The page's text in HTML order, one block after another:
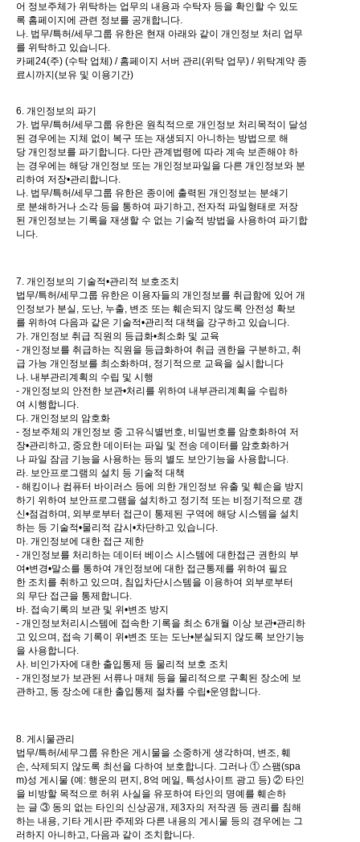
어 정보주체가 위탁하는 업무의 내용과 수탁자 등을 확인할 수 있도
록 홈페이지에 관련 정보를 공개합니다.
나. 법무/특허/세무그룹 유한은 현재 아래와 같이 개인정보 처리 업무
를 위탁하고 있습니다.
카페24(주) (수탁 업체) / 홈페이지 서버 관리(위탁 업무) / 위탁계약 종
료시까지(보유 및 이용기간)
6. 개인정보의 파기
가. 법무/특허/세무그룹 유한은 원칙적으로 개인정보 처리목적이 달성
된 경우에는 지체 없이 복구 또는 재생되지 아니하는 방법으로 해
당 개인정보를 파기합니다. 다만 관계법령에 따라 계속 보존해야 하
는 경우에는 해당 개인정보 또는 개인정보파일을 다른 개인정보와 분
리하여 저장•관리합니다.
나. 법무/특허/세무그룹 유한은 종이에 출력된 개인정보는 분쇄기
로 분쇄하거나 소각 등을 통하여 파기하고, 전자적 파일형태로 저장
된 개인정보는 기록을 재생할 수 없는 기술적 방법을 사용하여 파기합
니다.
7. 개인정보의 기술적•관리적 보호조치
법무/특허/세무그룹 유한은 이용자들의 개인정보를 취급함에 있어 개
인정보가 분실, 도난, 누출, 변조 또는 훼손되지 않도록 안전성 확보
를 위하여 다음과 같은 기술적•관리적 대책을 강구하고 있습니다.
가. 개인정보 취급 직원의 등급화•최소화 및 교육
- 개인정보를 취급하는 직원을 등급화하여 취급 권한을 구분하고, 취
급 가능 개인정보를 최소화하며, 정기적으로 교육을 실시합니다
나. 내부관리계획의 수립 및 시행
- 개인정보의 안전한 보관•처리를 위하여 내부관리계획을 수립하
여 시행합니다.
다. 개인정보의 암호화
- 정보주체의 개인정보 중 고유식별번호, 비밀번호를 암호화하여 저
장•관리하고, 중요한 데이터는 파일 및 전송 데이터를 암호화하거
나 파일 잠금 기능을 사용하는 등의 별도 보안기능을 사용합니다.
라. 보안프로그램의 설치 등 기술적 대책
- 해킹이나 컴퓨터 바이러스 등에 의한 개인정보 유출 및 훼손을 방지
하기 위하여 보안프로그램을 설치하고 정기적 또는 비정기적으로 갱
신•점검하며, 외부로부터 접근이 통제된 구역에 해당 시스템을 설치
하는 등 기술적•물리적 감시•차단하고 있습니다.
마. 개인정보에 대한 접근 제한
- 개인정보를 처리하는 데이터 베이스 시스템에 대한접근 권한의 부
여•변경•말소를 통하여 개인정보에 대한 접근통제를 위하여 필요
한 조치를 취하고 있으며, 침입차단시스템을 이용하여 외부로부터
의 무단 접근을 통제합니다.
바. 접속기록의 보관 및 위•변조 방지
- 개인정보처리시스템에 접속한 기록을 최소 6개월 이상 보관•관리하
고 있으며, 접속 기록이 위•변조 또는 도난•분실되지 않도록 보안기능
을 사용합니다.
사. 비인가자에 대한 출입통제 등 물리적 보호 조치
- 개인정보가 보관된 서류나 매체 등을 물리적으로 구획된 장소에 보
관하고, 동 장소에 대한 출입통제 절차를 수립•운영합니다.
8. 게시물관리
법무/특허/세무그룹 유한은 게시물을 소중하게 생각하며, 변조, 훼
손, 삭제되지 않도록 최선을 다하여 보호합니다. 그러나 ① 스팸(spa
m)성 게시물 (예: 행운의 편지, 8억 메일, 특성사이트 광고 등) ② 타인
을 비방할 목적으로 허위 사실을 유포하여 타인의 명예를 훼손하
는 글 ③ 동의 없는 타인의 신상공개, 제3자의 저작권 등 권리를 침해
하는 내용, 기타 게시판 주제와 다른 내용의 게시물 등의 경우에는 그
러하지 아니하고, 다음과 같이 조치합니다.